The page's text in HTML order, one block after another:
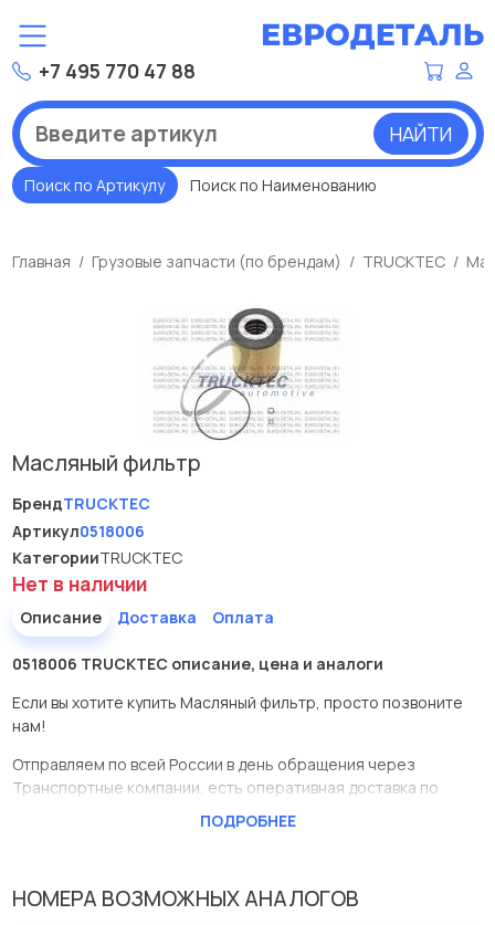
+7 495 770 47 88
НАЙТИ
Поиск по Артикулу Поиск по Наименованию
Главная Грузовые запчасти (по брендам) TRUCKTEC
Масляный фильтр
БрендTRUCKTEC
Артикул0518006
КатегорииTRUCKTEC
Нет в наличии
Описание Доставка Оплата
0518006 TRUCKTEC описание, цена и аналоги
Если вы хотите купить Масляный фильтр, просто позвоните
нам!
Отправляем по всей России в день обращения через
Транспортные компании, есть оперативная доставка по
У данной детали есть аналоги с номерами, убедитесь сами.
ПОДРОБНЕЕ
НОМЕРА ВОЗМОЖНЫХ АНАЛОГОВ